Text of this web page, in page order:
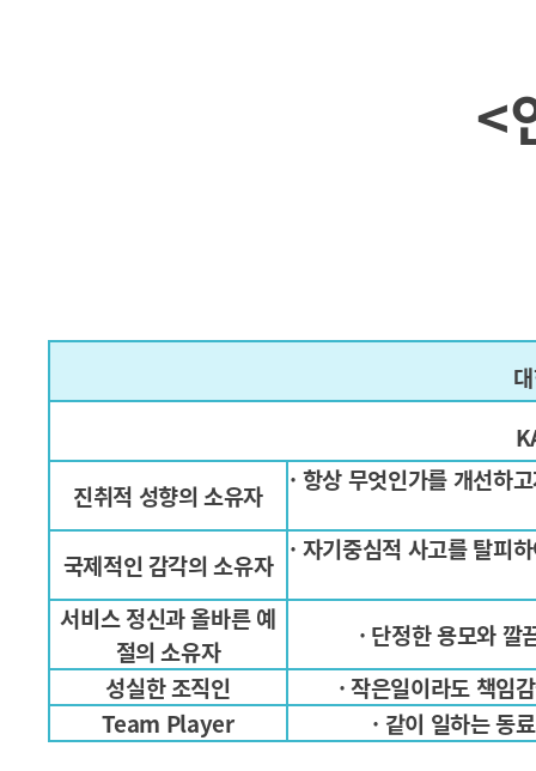
<
진취적 성향의 소유자
· 항상 무엇인가를 개선하
국제적인 감각의 소유자 · 자기중심적 사고를 탈피
서비스 정신과 올바른 예
절의 소유자
· 단정한 용모와
성실한 조직인
· 작은일이라도 책임
Team Player
· 같이 일하는 동